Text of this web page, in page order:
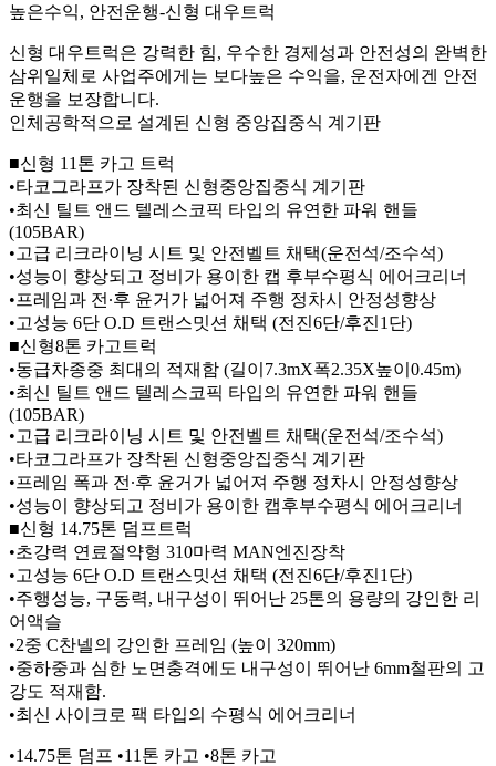
높은수익, 안전운행-신형 대우트럭
신형 대우트럭은 강력한 힘, 우수한 경제성과 안전성의 완벽한
삼위일체로 사업주에게는 보다높은 수익을, 운전자에겐 안전
운행을 보장합니다.
인체공학적으로 설계된 신형 중앙집중식 계기판
■신형 11톤 카고 트럭
•타코그라프가 장착된 신형중앙집중식 계기판
•최신 틸트 앤드 텔레스코픽 타입의 유연한 파워 핸들
(105BAR)
•고급 리크라이닝 시트 및 안전벨트 채택(운전석/조수석)
•성능이 향상되고 정비가 용이한 캡 후부수평식 에어크리너
•프레임과 전∙후 윤거가 넓어져 주행 정차시 안정성향상
•고성능 6단 O.D 트랜스밋션 채택 (전진6단/후진1단)
■신형8톤 카고트럭
•동급차종중 최대의 적재함 (길이7.3mX폭2.35X높이0.45m)
•최신 틸트 앤드 텔레스코픽 타입의 유연한 파워 핸들
(105BAR)
•고급 리크라이닝 시트 및 안전벨트 채택(운전석/조수석)
•타코그라프가 장착된 신형중앙집중식 계기판
•프레임 폭과 전∙후 윤거가 넓어져 주행 정차시 안정성향상
•성능이 향상되고 정비가 용이한 캡후부수평식 에어크리너
■신형 14.75톤 덤프트럭
•초강력 연료절약형 310마력 MAN엔진장착
•고성능 6단 O.D 트랜스밋션 채택 (전진6단/후진1단)
•주행성능, 구동력, 내구성이 뛰어난 25톤의 용량의 강인한 리
어액슬
•2중 C찬넬의 강인한 프레임 (높이 320mm)
•중하중과 심한 노면충격에도 내구성이 뛰어난 6mm철판의 고
강도 적재함.
•최신 사이크로 팩 타입의 수평식 에어크리너
•14.75톤 덤프 •11톤 카고 •8톤 카고